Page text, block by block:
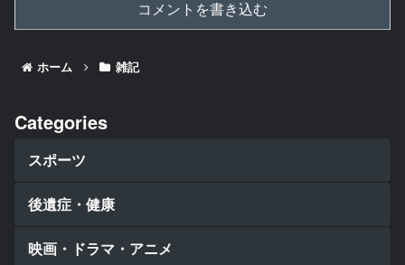
コメントを書き込む
ホーム 雑記
Categories
スポーツ
後遺症・健康
映画・ドラマ・アニメ